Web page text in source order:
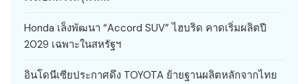
Honda เล็งพัฒนา “Accord SUV” ไฮบริด คาดเริ่มผลิตปี
2029 เฉพาะในสหรัฐฯ
อินโดนีเซียประกาศดึง TOYOTA ย้ายฐานผลิตหลักจากไทย